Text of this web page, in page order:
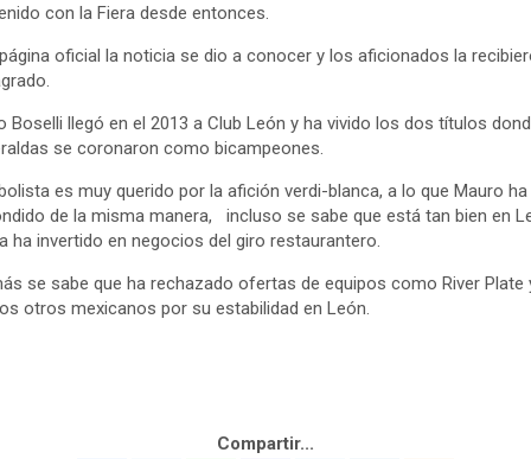
con la Fiera desde entonces.
oficial la noticia se dio a conocer y los aficionados la
Boselli llegó en el 2013 a Club León y ha vivido los dos títulos
se coronaron como bicampeones.
es muy querido por la afición verdi-blanca, a lo que Mauro ha
de la misma manera, incluso se sabe que está tan bien en
ha invertido en negocios del giro restaurantero.
se sabe que ha rechazado ofertas de equipos como River Plate
otros mexicanos por su estabilidad en León.
Compartir...